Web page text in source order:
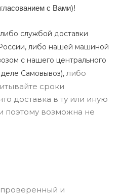
с Вами)!
службой доставки
либо нашей машиной
с нашего центрального
Самовывоз), либо
сроки
доставка в ту или иную
поэтому возможна не
проверенный и